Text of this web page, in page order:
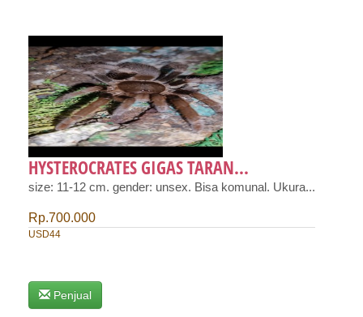
HYSTEROCRATES GIGAS TARAN...
size: 11-12 cm. gender: unsex. Bisa komunal. Ukura...
Rp.700.000
USD44
Penjual